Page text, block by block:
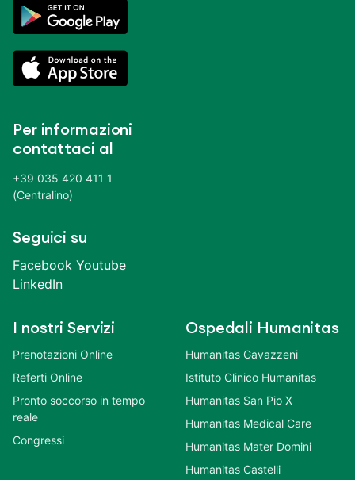
Per informazioni
contattaci al
+39 035 420 411 1
(Centralino)
Seguici su
Facebook Youtube
LinkedIn
I nostri Servizi
Prenotazioni Online
Referti Online
Pronto soccorso in tempo
reale
Congressi
Ospedali Humanitas
Humanitas Gavazzeni
Istituto Clinico Humanitas
Humanitas San Pio X
Humanitas Medical Care
Humanitas Mater Domini
Humanitas Castelli